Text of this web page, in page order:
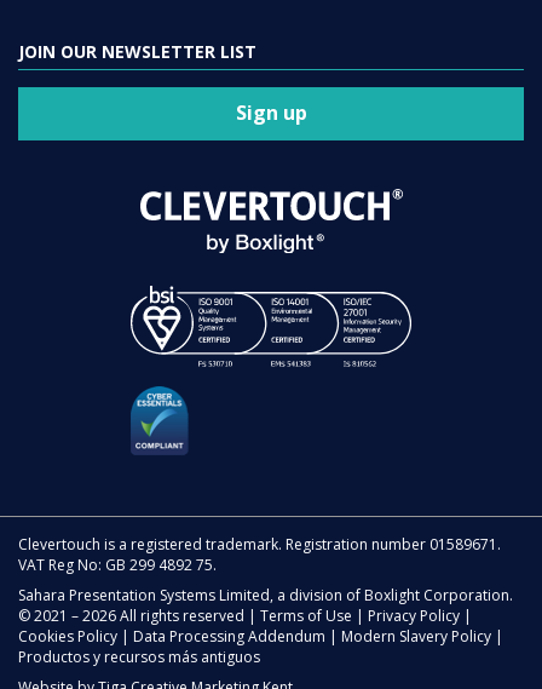
JOIN OUR NEWSLETTER LIST
Sign up
Clevertouch is a registered trademark. Registration number 01589671.
VAT Reg No: GB 299 4892 75.
Sahara Presentation Systems Limited, a division of Boxlight Corporation.
© 2021 – 2026 All rights reserved | Terms of Use Privacy Policy
Cookies Policy
Data Processing Addendum Modern Slavery Policy
Productos y recursos más antiguos